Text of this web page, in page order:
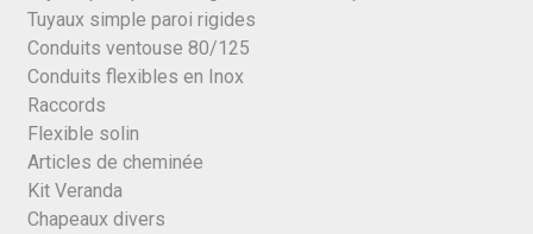
Tuyaux simple paroi rigides
Conduits ventouse 80/125
Conduits flexibles en Inox
Raccords
Flexible solin
Articles de cheminée
Kit Veranda
Chapeaux divers